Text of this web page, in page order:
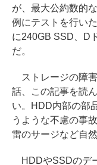
が、最大公約数的
例にテストを行い
に240GB SSD、D
だ。
ストレージの障
話、この記事を読
い。HDD内部の部
うような不慮の事
雷のサージなど自
HDDやSSDのデ